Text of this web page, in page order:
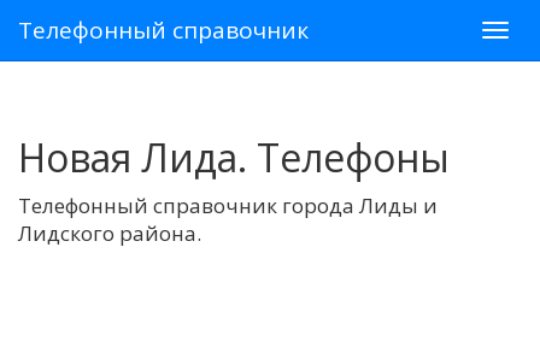
Телефонный справочник
Новая Лида. Телефоны
Телефонный справочник города Лиды и
Лидского района.